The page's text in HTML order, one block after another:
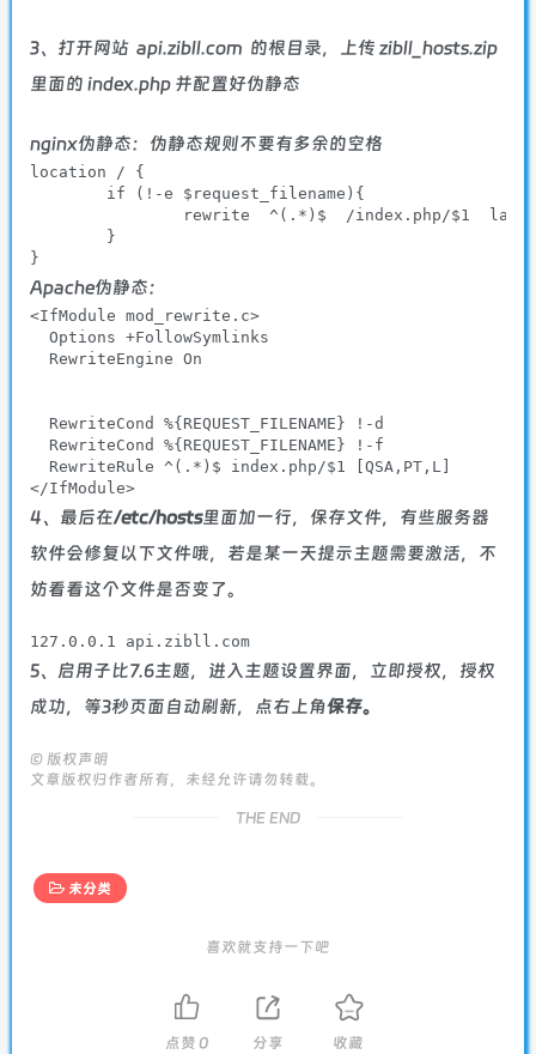
3、打开网站 api.zibll.com 的根目录，上传 zibll_hosts.zip
里面的 index.php 并配置好伪静态
nginx伪静态：伪静态规则不要有多余的空格
location / {
if (!-e $request_filename ){
		rewrite  ^(.*)$  /index.php/
$1
}
Apache伪静态：
<IfModule mod_rewrite.c>
Options +FollowSymlinks
RewriteEngine On
RewriteCond %{REQUEST_FILENAME} !-d
RewriteCond
%{REQUEST_FILENAME} !-f
RewriteRule ^(.*) $ index.php/$1 QSA , PT ,L]
</IfModule>
4、最后在/etc/hosts里面加一行，保存文件，有些服务器
软件会修复以下文件哦，若是某一天提示主题需要激活，不
妨看看这个文件是否变了。
127.0.0.1 api.zibll.com
5、启用子比7.6主题，进入主题设置界面，立即授权，授权
成功，等3秒页面自动刷新，点右上角保存。
© 版权声明
文章版权归作者所有，未经允许请勿转载。
THE END
未分类
喜欢就支持一下吧
点赞 0 分享 收藏